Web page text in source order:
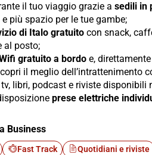
il tuo viaggio grazie a sedili in
e più spazio per le tue gambe;
di Italo gratuito con snack,
al posto;
gratuito a bordo e,
il meglio dell’intrattenimento
libri, podcast e riviste disponibili
prese elettriche
Business
Fast Track Quotidiani e riviste